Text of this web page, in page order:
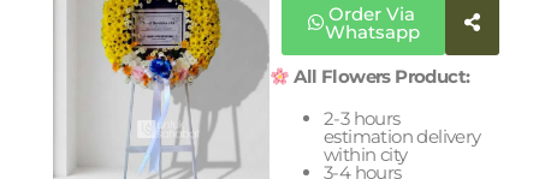
Order Via
Whatsapp
All Flowers Product:
2-3 hours
estimation delivery
within city
3-4 hours